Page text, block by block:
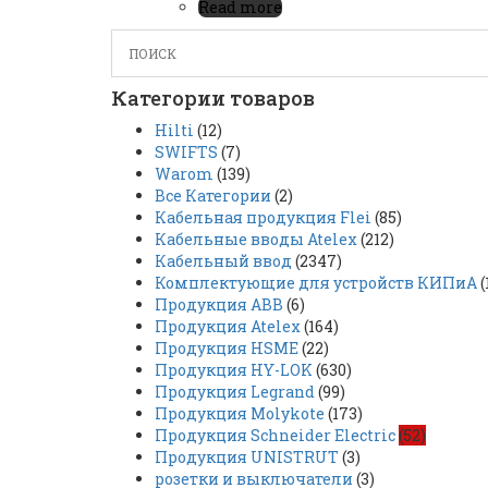
Read more
Категории товаров
Hilti (12)
SWIFTS (7)
Warom (139)
Все Категории (2)
Кабельная продукция Flei (85)
Кабельные вводы Atelex(212)
Кабельный ввод (2347)
Комплектующие для устройств КИПиА
Продукция ABB (6)
Продукция Atelex(164)
Продукция HSME(22)
Продукция HY-LOK (630)
Продукция Legrand(99)
Продукция Molykote (173)
Продукция Schneider Electric(52)
Продукция UNISTRUT (3)
розетки и выключатели (3)